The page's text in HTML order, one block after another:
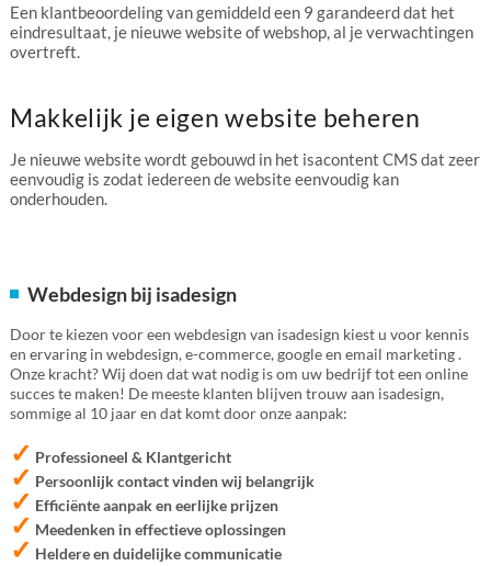
Een klantbeoordeling van gemiddeld een 9 garandeerd dat het
eindresultaat, je nieuwe website of webshop, al je verwachtingen
overtreft.
Makkelijk je eigen website beheren
Je nieuwe website wordt gebouwd in het isacontent CMS dat zeer
eenvoudig is zodat iedereen de website eenvoudig kan
onderhouden.
Webdesign bij isadesign
Door te kiezen voor een webdesign van isadesign kiest u voor kennis
en ervaring in webdesign, e-commerce, google en email marketing .
Onze kracht? Wij doen dat wat nodig is om uw bedrijf tot een online
succes te maken! De meeste klanten blijven trouw aan isadesign,
sommige al 10 jaar en dat komt door onze aanpak:
✓ Professioneel & Klantgericht
✓ Persoonlijk contact vinden wij belangrijk
✓ Efficiënte aanpak en eerlijke prijzen
✓ Meedenken in effectieve oplossingen
✓ Heldere en duidelijke communicatie